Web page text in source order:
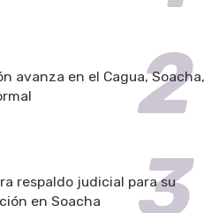
avanza en el Cagua, Soacha,
respaldo judicial para su
en Soacha